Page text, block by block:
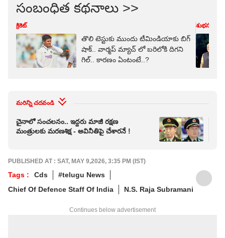
సంబంధిత కథనాలు >>
క్రికెట్
తొలి టెస్టుకు ముందు టీమిండియాకు బిగ్
షాక్.. వార్మ‌ప్ మ్యాచ్ లో బ‌రిలోకి దిగని
గిల్.. కార‌ణం ఏంటంటే..?
మరిన్ని చదవండి
చైనాలో సంచలనం.. ఇద్దరు మాజీ రక్షణ
మంత్రులకు మరణశిక్ష - అవినీతిపై చేశారనే !
PUBLISHED AT : SAT, MAY 9,2026, 3:35 PM (IST)
Tags : Cds
#telugu News
Chief Of Defence Staff Of India
N.S. Raja Subramani
Continues below advertisement